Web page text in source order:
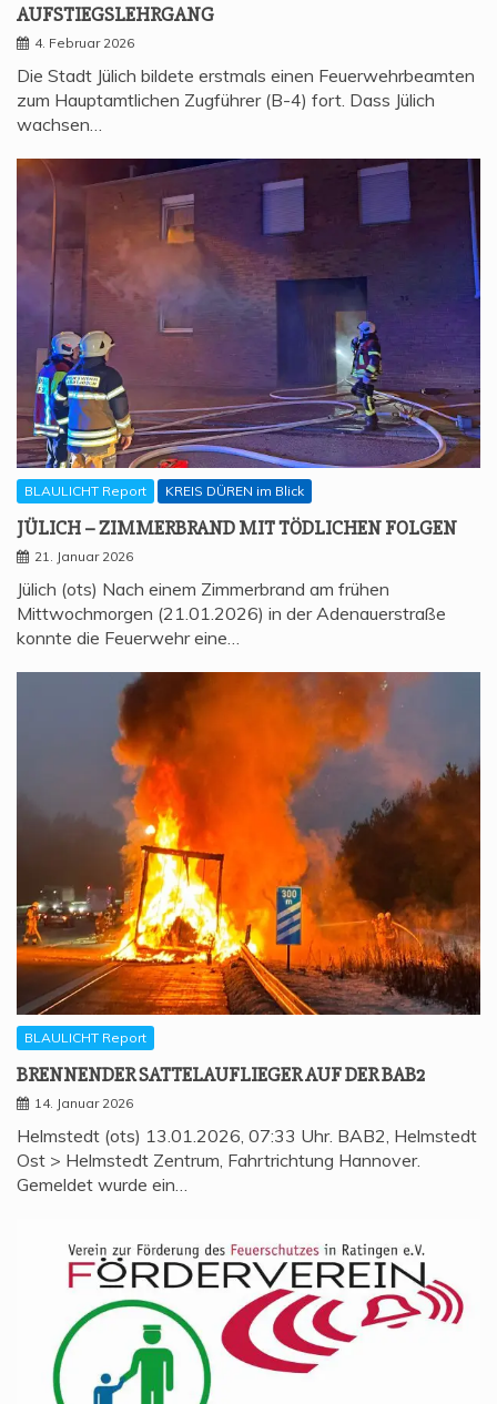
AUFSTIEGSLEHRGANG
4. Februar 2026
Die Stadt Jülich bildete erstmals einen Feuerwehrbeamten
zum Hauptamtlichen Zugführer (B-4) fort. Dass Jülich
wachsen…
BLAULICHT Report KREIS DÜREN im Blick
JÜLICH – ZIM­MER­BRAND MIT TÖD­LI­CHEN FOLGEN
21. Januar 2026
Jülich (ots) Nach einem Zimmerbrand am frühen
Mittwochmorgen (21.01.2026) in der Adenauerstraße
konnte die Feuerwehr eine…
BLAULICHT Report
BREN­NEN­DER SAT­TEL­AUF­LIE­GER AUF DER BAB2
14. Januar 2026
Helmstedt (ots) 13.01.2026, 07:33 Uhr. BAB2, Helmstedt
Ost > Helmstedt Zentrum, Fahrtrichtung Hannover.
Gemeldet wurde ein…